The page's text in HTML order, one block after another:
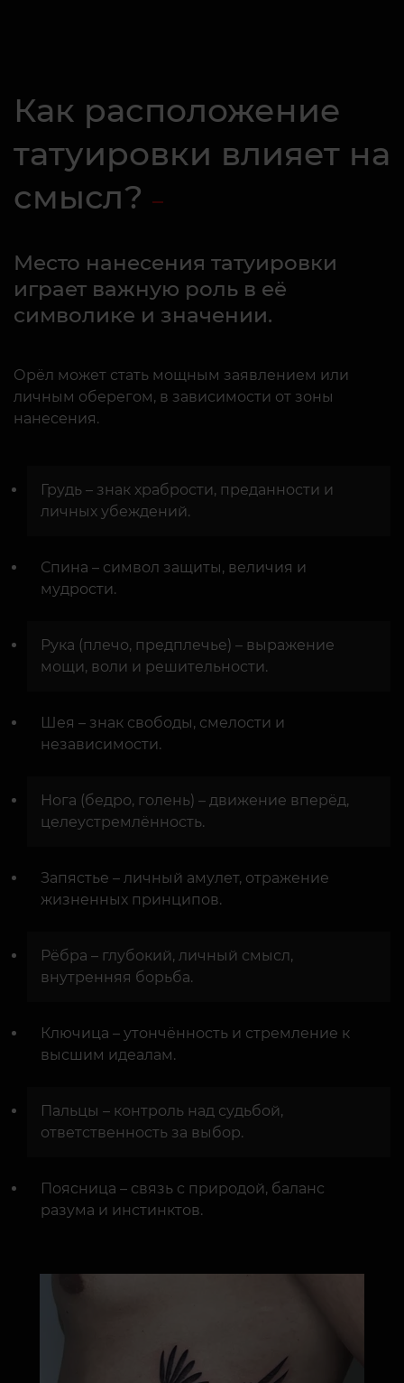
Как расположение
татуировки влияет на
смысл?
Место нанесения татуировки
играет важную роль в её
символике и значении.
Орёл может стать мощным заявлением или
личным оберегом, в зависимости от зоны
нанесения.
Грудь – знак храбрости, преданности и
личных убеждений.
Спина – символ защиты, величия и
мудрости.
Рука (плечо, предплечье) – выражение
мощи, воли и решительности.
Шея – знак свободы, смелости и
независимости.
Нога (бедро, голень) – движение вперёд,
целеустремлённость.
Запястье – личный амулет, отражение
жизненных принципов.
Рёбра – глубокий, личный смысл,
внутренняя борьба.
Ключица – утончённость и стремление к
высшим идеалам.
Пальцы – контроль над судьбой,
ответственность за выбор.
Поясница – связь с природой, баланс
разума и инстинктов.